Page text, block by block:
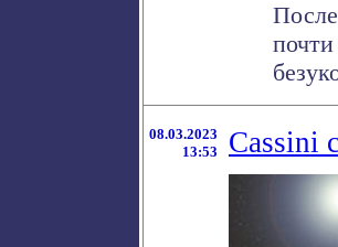
08.03.2023
13:53
Cassini